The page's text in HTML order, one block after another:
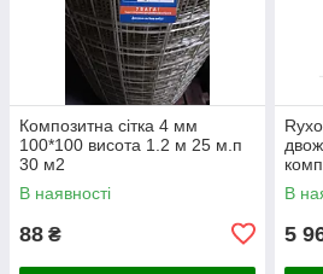
Композитна сітка 4 мм
100*100 висота 1.2 м 25 м.п
30 м2
В наявності
88 ₴
м)
В
5